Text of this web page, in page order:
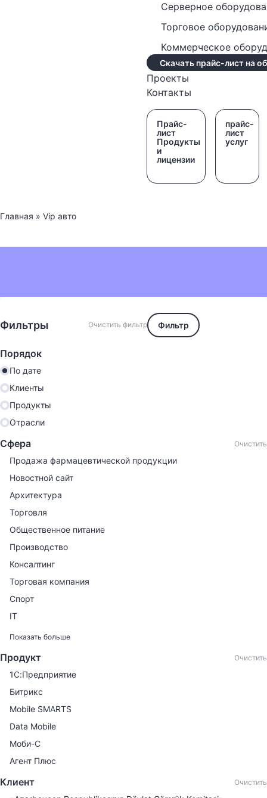
Серверное
Торговое
Коммерческое
Скачать прайс-лист на
Проекты
Контакты
Прайс-
лист
Продукты
и
лицензии
прайс-
лист
услуг
Главная » Vip авто
Фильтры Очистить фильтр Фильтр
Порядок
По дате
Клиенты
Продукты
Отрасли
Сфера Очистить
Продажа фармацевтической продукции
Новостной сайт
Архитектура
Торговля
Общественное питание
Производство
Консалтинг
Торговая компания
Спорт
IT
Финансовые услуги
Бизнес-центр
Показать больше
Продукт Очистить
1С:Предприятие
Битрикс
Mobile SMARTS
Data Mobile
Моби-С
Агент Плюс
Клиент Очистить